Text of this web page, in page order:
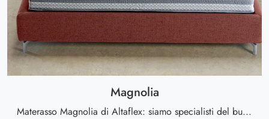
Magnolia
Materasso Magnolia di Altaflex: siamo specialisti del buon riposo! Ottieni informazioni sui Materassi hybrid matrimoniali.